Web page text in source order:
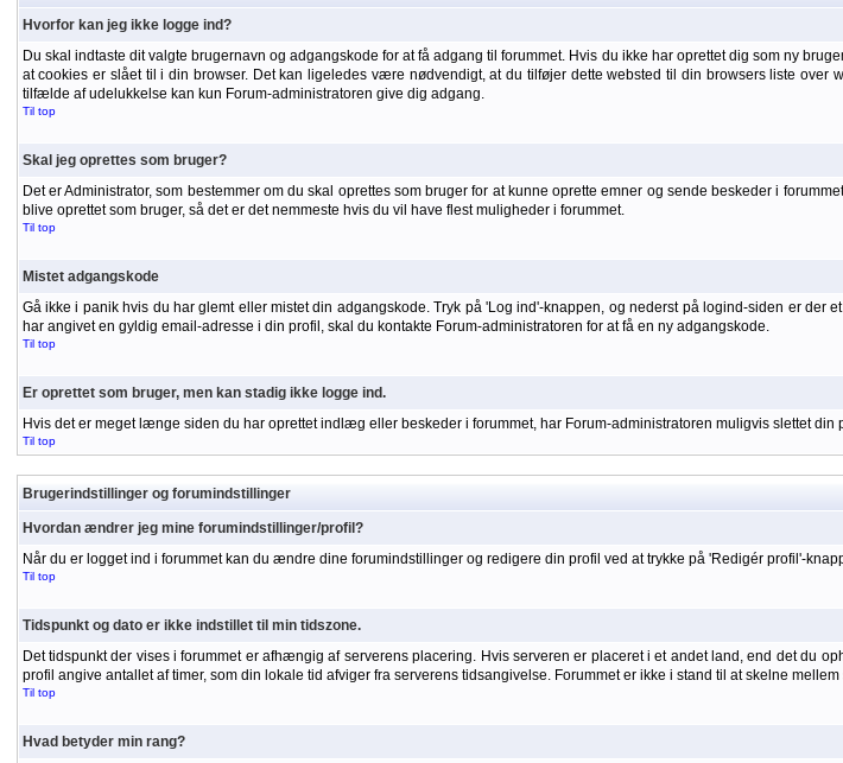
Hvorfor kan jeg ikke logge ind?
Du skal indtaste dit valgte brugernavn og adgangskode for at få adgang til forummet. Hvis du ikke har oprettet dig som ny
at cookies er slået til i din browser. Det kan ligeledes være nødvendigt, at du tilføjer dette websted til din browsers liste
tilfælde af udelukkelse kan kun Forum-administratoren give dig adgang.
Til top
Skal jeg oprettes som bruger?
Det er Administrator, som bestemmer om du skal oprettes som bruger for at kunne oprette emner og sende beskeder i
blive oprettet som bruger, så det er det nemmeste hvis du vil have flest muligheder i forummet.
Til top
Mistet adgangskode
Gå ikke i panik hvis du har glemt eller mistet din adgangskode. Tryk på 'Log ind'-knappen, og nederst på logind-siden er
har angivet en gyldig email-adresse i din profil, skal du kontakte Forum-administratoren for at få en ny adgangskode.
Til top
Er oprettet som bruger, men kan stadig ikke logge ind.
Hvis det er meget længe siden du har oprettet indlæg eller beskeder i forummet, har Forum-administratoren muligvis slettet
Til top
Brugerindstillinger og forumindstillinger
Hvordan ændrer jeg mine forumindstillinger/profil?
Når du er logget ind i forummet kan du ændre dine forumindstillinger og redigere din profil ved at trykke på 'Redigér profil'-
Til top
Tidspunkt og dato er ikke indstillet til min tidszone.
Det tidspunkt der vises i forummet er afhængig af serverens placering. Hvis serveren er placeret i et andet land, end det du
profil angive antallet af timer, som din lokale tid afviger fra serverens tidsangivelse. Forummet er ikke i stand til at skelne
Til top
Hvad betyder min rang?